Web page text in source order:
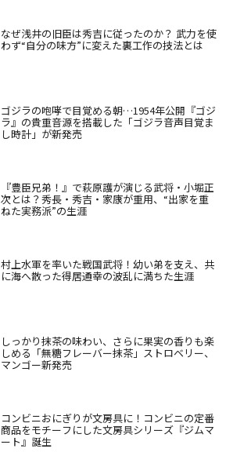
なぜ浅井の旧臣は秀吉に従ったのか？ 武力を使
わず“自分の味方”に変えた裏工作の技法とは
ゴジラの咆哮で目覚める朝…1954年公開『ゴジ
ラ』の貴重音源を搭載した「ゴジラ音声目覚ま
し時計」が新発売
『豊臣兄弟！』で萩原護が演じる武将・小堀正
次とは？秀長・秀吉・家康が重用、“出家を重
ねた実務派”の生涯
村上水軍を率いた戦国武将！幼い弟を支え、共
に海へ散った得居通幸の波乱に満ちた生涯
しっかり抹茶の味わい、さらに果実の香りも楽
しめる「無糖フレーバー抹茶」ストロベリー、
マンゴー新発売
コンビニおにぎりが文房具に！コンビニの定番
商品をモチーフにした文房具シリーズ『ジムマ
ート』誕生